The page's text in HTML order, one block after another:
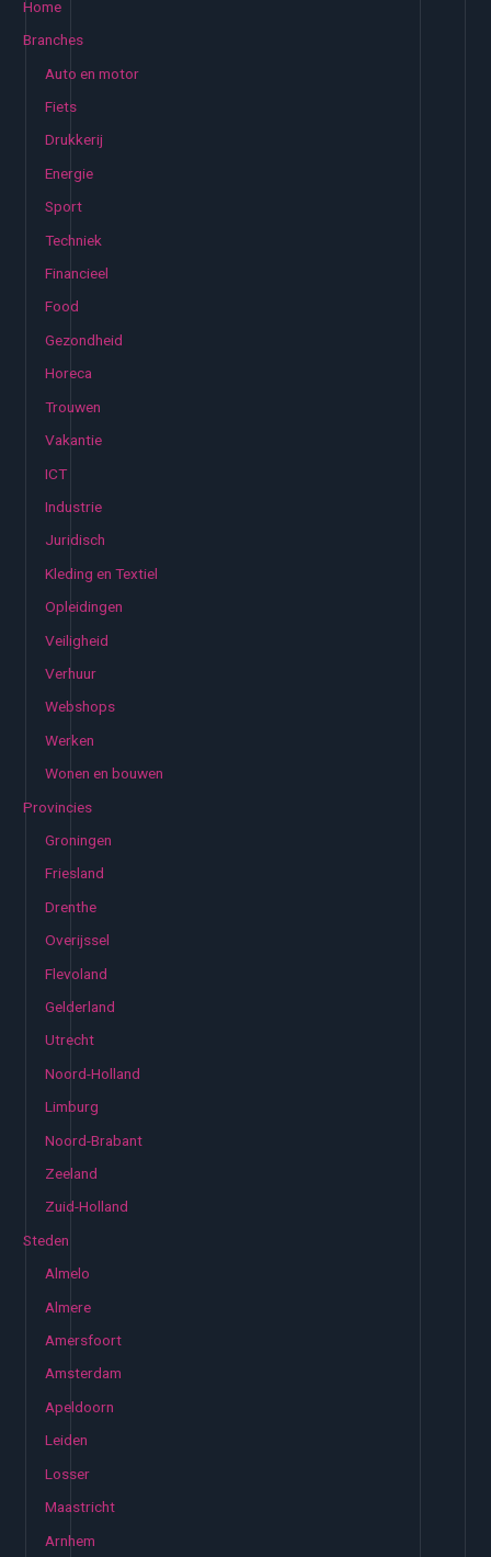
Home
Branches
Auto en motor
Fiets
Drukkerij
Energie
Sport
Techniek
Financieel
Food
Gezondheid
Horeca
Trouwen
Vakantie
ICT
Industrie
Juridisch
Kleding en Textiel
Opleidingen
Veiligheid
Verhuur
Webshops
Werken
Wonen en bouwen
Provincies
Groningen
Friesland
Drenthe
Overijssel
Flevoland
Gelderland
Utrecht
Noord-Holland
Limburg
Noord-Brabant
Zeeland
Zuid-Holland
Steden
Almelo
Almere
Amersfoort
Amsterdam
Apeldoorn
Leiden
Losser
Maastricht
Arnhem